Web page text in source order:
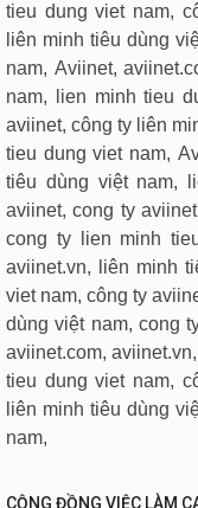
tieu dung viet nam,
liên minh tiêu dùng
nam, Aviinet,
nam, lien minh tieu
aviinet, công ty liên
tieu dung viet nam,
tiêu dùng việt nam,
aviinet, cong ty
cong ty lien minh
aviinet.vn, liên minh
viet nam, công ty
dùng việt nam, cong
aviinet.com,
tieu dung viet nam,
liên minh tiêu dùng
nam,
CỘNG ĐỒNG VIỆC LÀM